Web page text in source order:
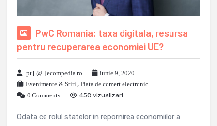
PwC Romania: taxa digitala, resursa
pentru recuperarea economiei UE?
pr [ @ ] ecompedia ro
iunie 9, 2020
Evenimente & Stiri , Piata de comert electronic
0 Comments
458 vizualizari
Odata ce rolul statelor in repornirea economiilor a